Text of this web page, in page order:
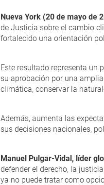
Nueva York (20 de mayo de
de Justicia sobre el cambio
fortalecido una orientación
Este resultado representa un
su aprobación por una
climática, conservar la
Además, aumenta las
sus decisiones nacionales,
Manuel Pulgar-Vidal, líder
defender el derecho, la
ya no puede tratar como